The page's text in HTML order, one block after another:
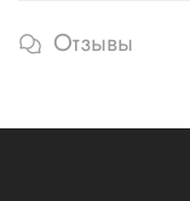
Отзывы